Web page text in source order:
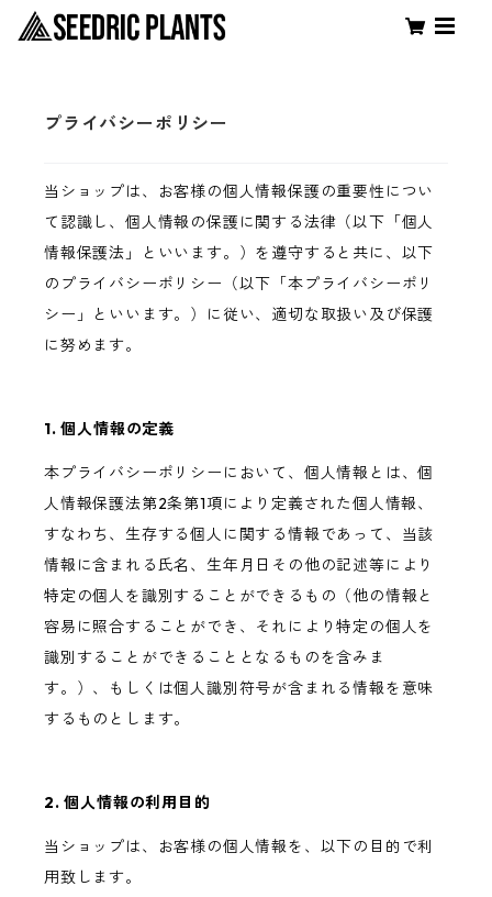
プライバシーポリシー
当ショップは、お客様の個人情報保護の重要性につい
て認識し、個人情報の保護に関する法律（以下「個人
情報保護法」といいます。）を遵守すると共に、以下
のプライバシーポリシー（以下「本プライバシーポリ
シー」といいます。）に従い、適切な取扱い及び保護
に努めます。
1. 個人情報の定義
本プライバシーポリシーにおいて、個人情報とは、個
人情報保護法第2条第1項により定義された個人情報、
すなわち、生存する個人に関する情報であって、当該
情報に含まれる氏名、生年月日その他の記述等により
特定の個人を識別することができるもの（他の情報と
容易に照合することができ、それにより特定の個人を
識別することができることとなるものを含みま
す。）、もしくは個人識別符号が含まれる情報を意味
するものとします。
2. 個人情報の利用目的
当ショップは、お客様の個人情報を、以下の目的で利
用致します。